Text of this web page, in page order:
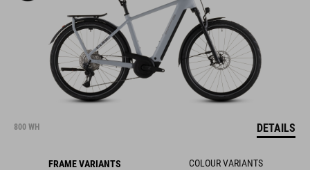
800 WH DETAILS
FRAME VARIANTS COLOUR VARIANTS